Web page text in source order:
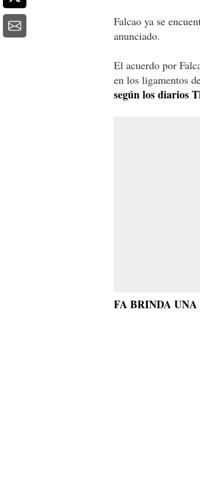
Falcao ya se
anunciado.
El acuerdo por
en los ligamentos
según los diarios
FA BRINDA